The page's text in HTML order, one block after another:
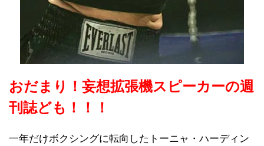
おだまり！妄想拡張機スピーカーの週
刊誌ども！！！
一年だけボクシングに転向したトーニャ・ハーディン